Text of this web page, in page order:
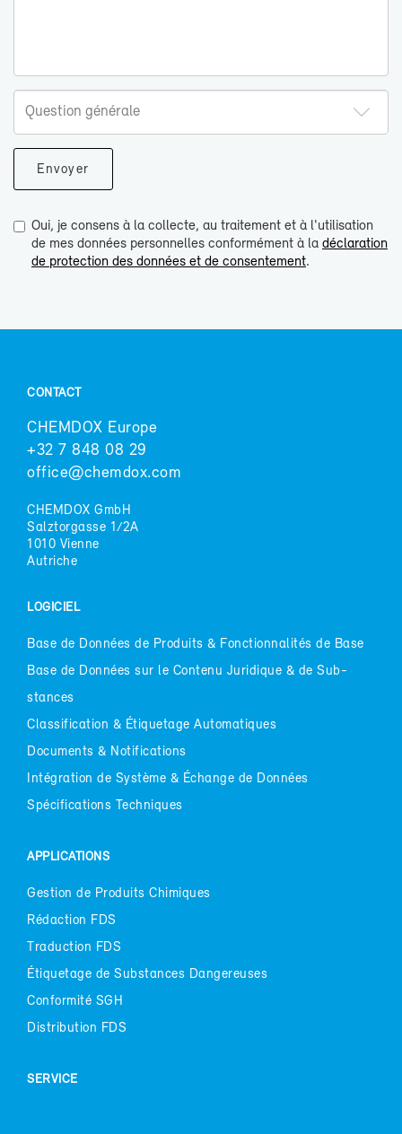
Oui, je consens à la collecte, au traitement et à l'utilisation
de mes données personnelles conformément à la déclaration
de protection des données et de consentement.
CONTACT
CHEM­DOX Eu­rope
+32 7 848 08 29
of­fice@chem­dox.com
CHEM­DOX GmbH
Salz­tor­gasse 1/2A
1010 Vienne
Au­triche
LO­GI­CIEL
Base de Don­nées de Pro­duits & Fonc­tion­na­li­tés de Base
Base de Don­nées sur le Conte­nu Ju­ri­dique & de Sub­
stances
Clas­si­fi­ca­tion & Éti­que­tage Au­to­ma­tiques
Do­cu­ments & No­ti­fi­ca­tions
In­té­gra­tion de Sys­tème & Échange de Don­nées
Spé­ci­fi­ca­tions Tech­niques
AP­PLI­CA­TIONS
Ges­tion de Pro­duits Chi­miques
Ré­dac­tion FDS
Tra­duc­tion FDS
Éti­que­tage de Sub­stances Dan­ge­reuses
Confor­mi­té SGH
Dis­tri­bu­tion FDS
SER­VICE